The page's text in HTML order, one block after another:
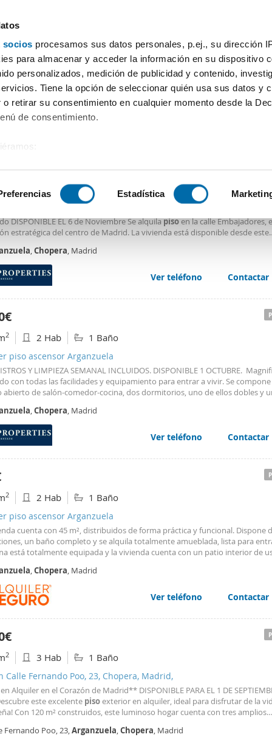
socios procesamos sus datos personales, p.ej., su dirección
para almacenar y acceder la información en su dispositivo
personalizados, medición de publicidad y contenido,
Tiene la opción de seleccionar quién usa sus datos y
retirar su consentimiento en cualquier momento desde la
de consentimiento.
analizándolo activamente para buscar características
cómo se procesan sus datos personales y establezca
de datos. Puede cambiar o retirar su consentimiento en
se usan para personalizar el contenido y los anuncios,
el tráfico. Además, compartimos información sobre el uso
de redes sociales, publicidad y análisis web, quienes
que les haya proporcionado o que hayan recopilado a
Estadística
Habitaciones Más filtros - 2
pisos Arganzuela Chopera Madrid
piso ascensor Arganzuela
DISPONIBLE EL 6 de Noviembre Se alquilapisoen la calle Embajadores,
estratégica del centro de Madrid. La vivienda está disponible desde este
entrar a vivir sin
,Chopera, Madrid
Ver teléfono Contactar
2 2 Hab 1 Baño
piso ascensor Arganzuela
Y LIMPIEZA SEMANAL INCLUIDOS. DISPONIBLE 1 OCTUBRE.
con todas las facilidades y equipamiento para entrar a vivir. Se
abierto de salón-comedor-cocina, dos dormitorios, uno de ellos dobles y
dormitorio individual
,Chopera, Madrid
Ver teléfono Contactar
2 2 Hab 1 Baño
piso ascensor Arganzuela
cuenta con 45 m², distribuidos de forma práctica y funcional. Dispone
un baño completo y se alquila totalmente amueblada, lista para
está totalmente equipada y la vivienda cuenta con un patio interior de
perfecta para quienes buscan un ambiente tranquilo. La distribución está
al máximo cada estancia, ofreciendo un hogar acogedor y
día. La zona cuenta con supermercados, comercios, restaurantes, centros
zonas verdes y una amplia oferta de servicios, además de excelentes
mediante transporte público y fácil acceso a las principales vías
cómoda, funcional y muy bien ubicada, ideal para quienes buscan
a todos los servicios.
,Chopera, Madrid
Ver teléfono Contactar
2 3 Hab 1 Baño
Calle Fernando Poo, 23, Chopera, Madrid,
en Alquiler en el Corazón de Madrid** DISPONIBLE PARA EL 1 DE
este excelente pisoexterior en alquiler, ideal para disfrutar de la
Con 120 m² construidos, este luminoso hogar cuenta con tres amplios
funcional para tus aventuras culinarias y el baño
Fernando Poo, 23,Arganzuela,Chopera, Madrid